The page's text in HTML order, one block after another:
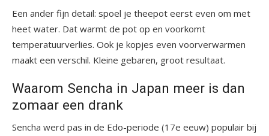
Een ander fijn detail: spoel je theepot eerst even om met
heet water. Dat warmt de pot op en voorkomt
temperatuurverlies. Ook je kopjes even voorverwarmen
maakt een verschil. Kleine gebaren, groot resultaat.
Waarom Sencha in Japan meer is dan
zomaar een drank
Sencha werd pas in de Edo-periode (17e eeuw) populair bij